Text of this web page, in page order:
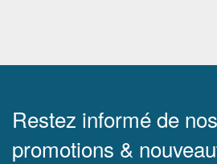
Restez informé de
promotions &